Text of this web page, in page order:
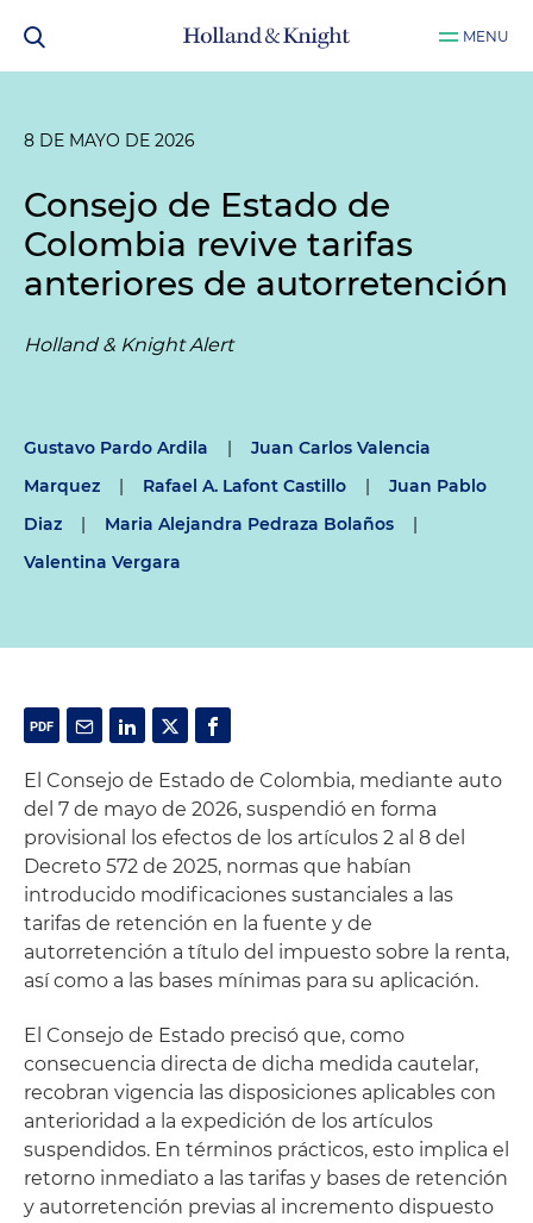
MENU
8 DE MAYO DE 2026
Consejo de Estado de
Colombia revive tarifas
anteriores de autorretención
Holland & Knight Alert
Gustavo Pardo Ardila |
Juan Carlos Valencia
Marquez
| Rafael A. Lafont Castillo |
Juan Pablo
Diaz
| Maria Alejandra Pedraza Bolaños
|
Valentina Vergara
El Consejo de Estado de Colombia, mediante auto
del 7 de mayo de 2026, suspendió en forma
provisional los efectos de los artículos 2 al 8 del
Decreto 572 de 2025, normas que habían
introducido modificaciones sustanciales a las
tarifas de retención en la fuente y de
autorretención a título del impuesto sobre la renta,
así como a las bases mínimas para su aplicación.
El Consejo de Estado precisó que, como
consecuencia directa de dicha medida cautelar,
recobran vigencia las disposiciones aplicables con
anterioridad a la expedición de los artículos
suspendidos. En términos prácticos, esto implica el
retorno inmediato a las tarifas y bases de retención
y autorretención previas al incremento dispuesto